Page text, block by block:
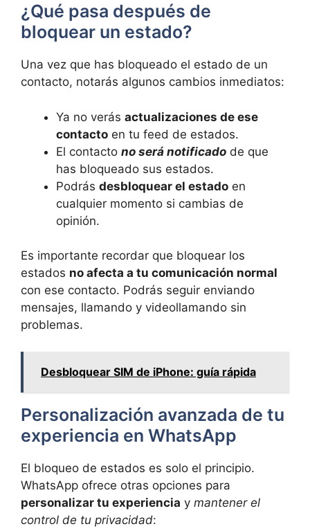
¿Qué pasa después de
bloquear un estado?
Una vez que has bloqueado el estado de un
contacto, notarás algunos cambios inmediatos:
Ya no verás actualizaciones de ese
contacto en tu feed de estados.
El contacto no será notificado de que
has bloqueado sus estados.
Podrás desbloquear el estado en
cualquier momento si cambias de
opinión.
Es importante recordar que bloquear los
estados no afecta a tu comunicación normal
con ese contacto. Podrás seguir enviando
mensajes, llamando y videollamando sin
problemas.
Desbloquear SIM de iPhone: guía rápida
Personalización avanzada de tu
experiencia en WhatsApp
El bloqueo de estados es solo el principio.
WhatsApp ofrece otras opciones para
personalizar tu experiencia y mantener el
control de tu privacidad: